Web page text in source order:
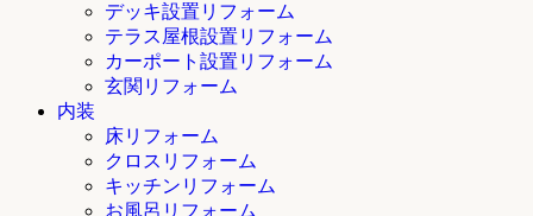
デッキ設置リフォーム
テラス屋根設置リフォーム
カーポート設置リフォーム
玄関リフォーム
内装
床リフォーム
クロスリフォーム
キッチンリフォーム
お風呂リフォーム